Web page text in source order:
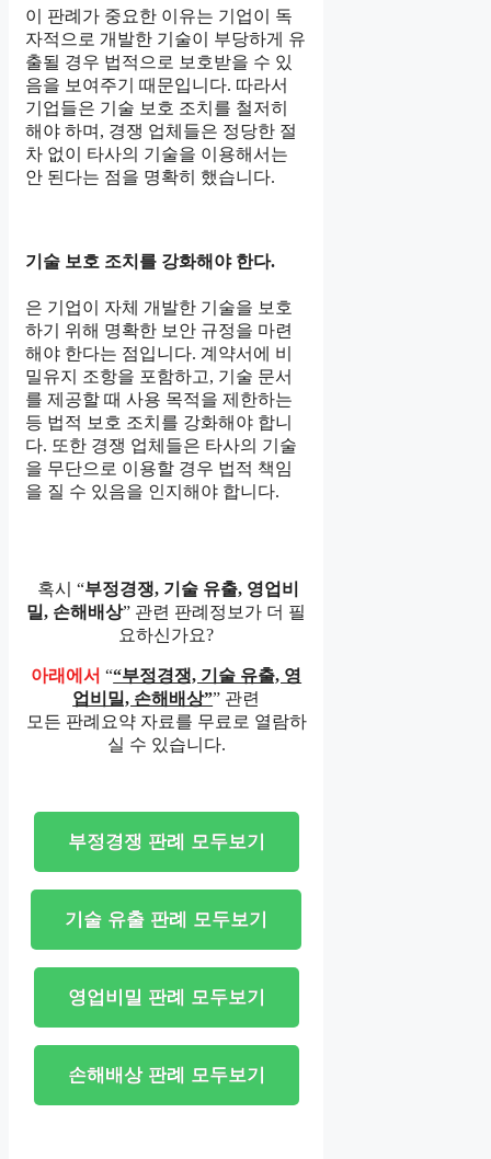
이 판례가 중요한 이유는 기업이 독
자적으로 개발한 기술이 부당하게 유
출될 경우 법적으로 보호받을 수 있
음을 보여주기 때문입니다. 따라서
기업들은 기술 보호 조치를 철저히
해야 하며, 경쟁 업체들은 정당한 절
차 없이 타사의 기술을 이용해서는
안 된다는 점을 명확히 했습니다.
기술 보호 조치를 강화해야 한다.
은 기업이 자체 개발한 기술을 보호
하기 위해 명확한 보안 규정을 마련
해야 한다는 점입니다. 계약서에 비
밀유지 조항을 포함하고, 기술 문서
를 제공할 때 사용 목적을 제한하는
등 법적 보호 조치를 강화해야 합니
다. 또한 경쟁 업체들은 타사의 기술
을 무단으로 이용할 경우 법적 책임
을 질 수 있음을 인지해야 합니다.
혹시 “부정경쟁, 기술 유출, 영업비
밀, 손해배상” 관련 판례정보가 더 필
요하신가요?
아래에서 ““부정경쟁, 기술 유출, 영
업비밀, 손해배상”” 관련
모든 판례요약 자료를 무료로 열람하
실 수 있습니다.
부정경쟁 판례 모두보기
기술 유출 판례 모두보기
영업비밀 판례 모두보기
손해배상 판례 모두보기